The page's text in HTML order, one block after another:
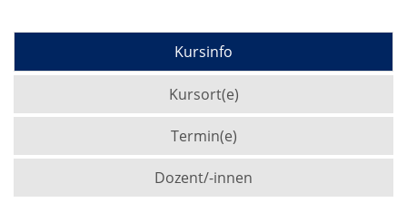
Kursinfo
Kursort(e)
Termin(e)
Dozent/-innen